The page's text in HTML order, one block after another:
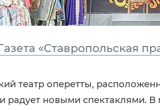
«Ставропольская
театр оперетты,
радует новыми спектаклями. В